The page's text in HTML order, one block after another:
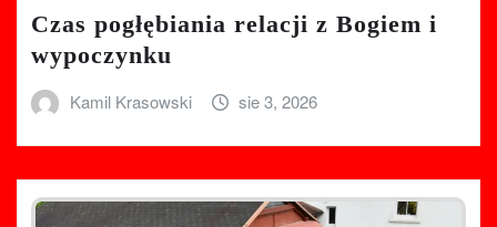
Czas pogłębiania relacji z Bogiem i
wypoczynku
Kamil Krasowski sie 3, 2026